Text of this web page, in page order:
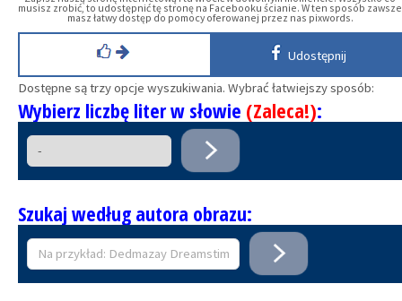
musisz zrobić, to udostępnić tę stronę na Facebooku ścianie. W ten sposób zawsze
masz łatwy dostęp do pomocy oferowanej przez nas pixwords.
Udostępnij
Dostępne są trzy opcje wyszukiwania. Wybrać łatwiejszy sposób:
Wybierz liczbę liter w słowie (Zaleca!):
Szukaj według autora obrazu: